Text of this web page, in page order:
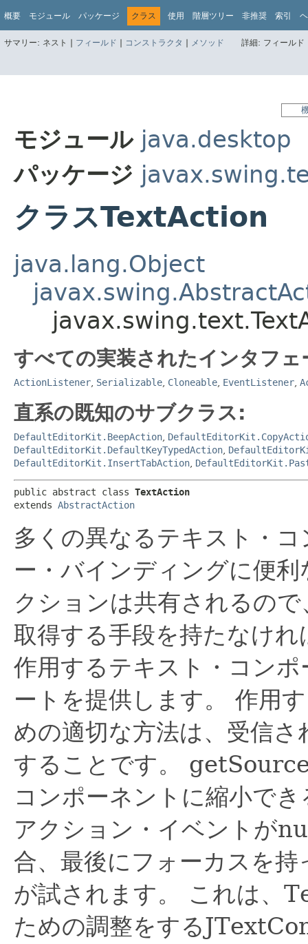
概要 モジュール パッケージ クラス 使用 階層ツリー 非推奨 索引
サマリー: ネスト | フィールド | コンストラクタ | メソッド 詳細: フィール
モジュール java.desktop
パッケージ
クラスTextAction
java.lang.Object
すべての実装されたインタフ
ActionListener Serializable Cloneable EventListener
直系の既知のサブクラス:
DefaultEditorKit.BeepAction
DefaultEditorKit.DefaultKeyTypedAction
DefaultEditorKit.InsertTabAction
public abstract class TextAction
extends AbstractAction
多くの異なるテキスト・
ー・バインディングに便
クションは共有されるの
取得する手段を持たなけ
作用するテキスト・コン
ートを提供します。
作用
めの適切な方法は、受信
することです。
コンポーネントに縮小で
アクション・イベントが
合、最後にフォーカスを
が試されます。
これは、
ための調整をする